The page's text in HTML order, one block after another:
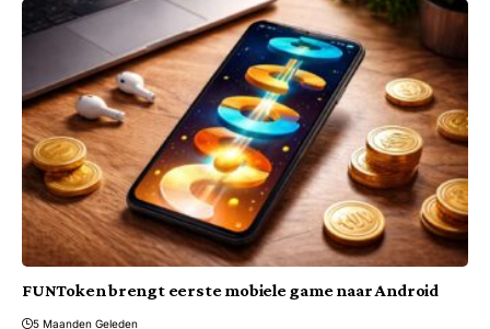
FUNToken brengt eerste mobiele game naar Android
5 Maanden Geleden